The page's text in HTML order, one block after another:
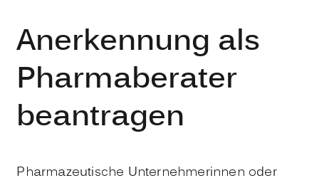
Anerkennung als
Pharmaberater
beantragen
Pharmazeutische Unternehmerinnen oder